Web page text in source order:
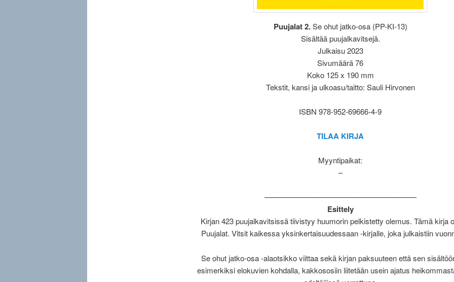
Puujalat 2.Se ohut jatko-osa (PP-KI-13)
Sisältää puujalkavitsejä.
Julkaisu 2023
Sivumäärä 76
Koko 125 x 190 mm
Tekstit, kansi ja ulkoasu/taitto: Sauli Hirvonen
ISBN 978-952-69666-4-9
TILAA KIRJA
Myyntipaikat:
–
————————————————————
Esittely
Kirjan 423 puujalkavitsissä tiivistyy huumorin pelkistetty olemus. Tämä kirja
Puujalat. Vitsit kaikessa yksinkertaisuudessaan -kirjalle, joka julkaistiin
Se ohut jatko-osa -alaotsikko viittaa sekä kirjan paksuuteen että sen
esimerkiksi elokuvien kohdalla, kakkososiin liitetään usein ajatus